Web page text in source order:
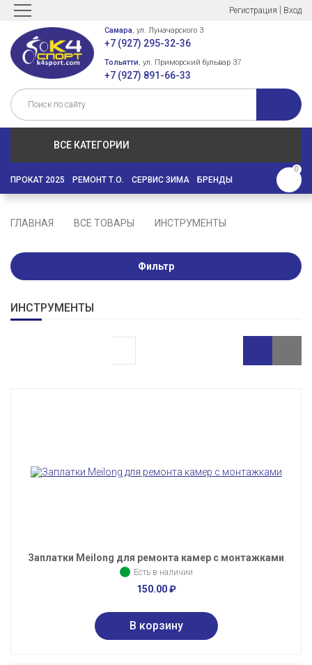
Регистрация Вход
Самара, ул. Луначарского 3
+7 (927) 295-32-36
Тольятти, ул. Приморский бульвар 37
+7 (927) 891-66-33
ВСЕ КАТЕГОРИИ
ПРОКАТ 2025 РЕМОНТ Т.О. СЕРВИС ЗИМА БРЕНДЫ
0
ГЛАВНАЯ ВСЕ ТОВАРЫ ИНСТРУМЕНТЫ
Фильтр
ИНСТРУМЕНТЫ
Заплатки Meilong для ремонта камер с монтажками
Есть в наличии
150.00₽